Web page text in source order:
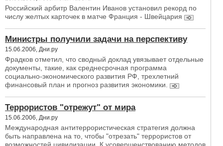
Российский арбитр Валентин Иванов установил рекорд по
числу желтых карточек в матче Франция - Швейцария
Министры получили задачи на перспективу
15.06.2006, Дни.ру
Фрадков отметил, что сводный доклад увязывает отдельные
документы, такие, как среднесрочная программа
социально-экономического развития РФ, трехлетний
финансовый план и прогноз развития экономики.
Террористов "отрежут" от мира
15.06.2006, Дни.ру
Международная антитеррористическая стратегия должна
быть направлена на то, чтобы "отрезать" террористов от